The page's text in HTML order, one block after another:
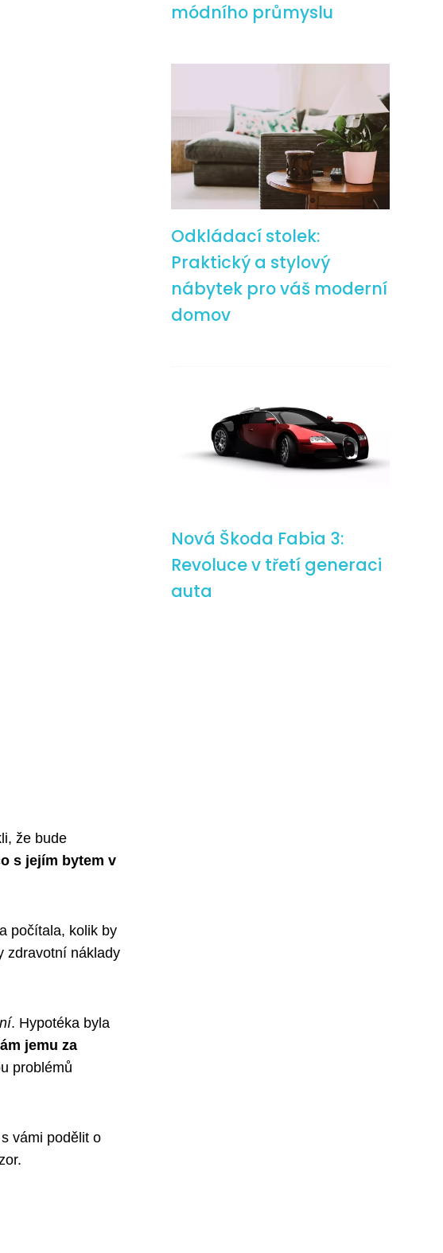
že bude
s jejím bytem v
a počítala, kolik by
zdravotní náklady
. Hypotéka byla
jemu za
problémů
vámi podělit o
módního průmyslu
Odkládací stolek:
Praktický a stylový
nábytek pro váš moderní
domov
Nová Škoda Fabia 3:
Revoluce v třetí generaci
auta